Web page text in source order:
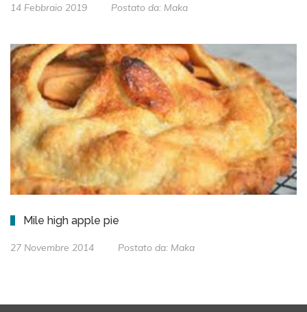
14 Febbraio 2019 Postato da: Maka
Mile high apple pie
27 Novembre 2014 Postato da: Maka